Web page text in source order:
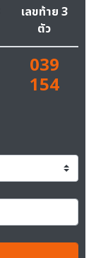
เลขท้าย 3
ตัว
039
154